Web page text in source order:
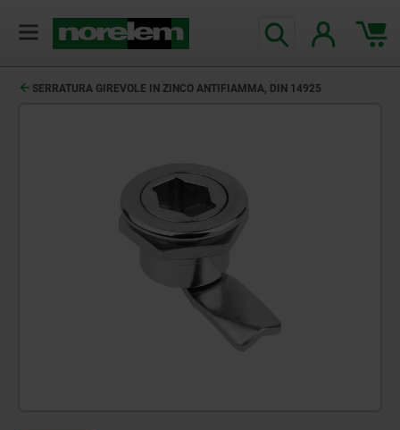
SERRATURA GIREVOLE IN ZINCO ANTIFIAMMA, DIN 14925